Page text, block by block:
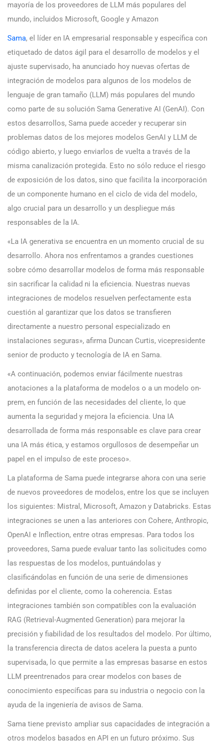
mayoría de los proveedores de LLM más populares del
mundo, incluidos Microsoft, Google y Amazon
Sama, el líder en IA empresarial responsable y específica con
etiquetado de datos ágil para el desarrollo de modelos y el
ajuste supervisado, ha anunciado hoy nuevas ofertas de
integración de modelos para algunos de los modelos de
lenguaje de gran tamaño (LLM) más populares del mundo
como parte de su solución Sama Generative AI (GenAI). Con
estos desarrollos, Sama puede acceder y recuperar sin
problemas datos de los mejores modelos GenAI y LLM de
código abierto, y luego enviarlos de vuelta a través de la
misma canalización protegida. Esto no sólo reduce el riesgo
de exposición de los datos, sino que facilita la incorporación
de un componente humano en el ciclo de vida del modelo,
algo crucial para un desarrollo y un despliegue más
responsables de la IA.
«La IA generativa se encuentra en un momento crucial de su
desarrollo. Ahora nos enfrentamos a grandes cuestiones
sobre cómo desarrollar modelos de forma más responsable
sin sacrificar la calidad ni la eficiencia. Nuestras nuevas
integraciones de modelos resuelven perfectamente esta
cuestión al garantizar que los datos se transfieren
directamente a nuestro personal especializado en
instalaciones seguras», afirma Duncan Curtis, vicepresidente
senior de producto y tecnología de IA en Sama.
«A continuación, podemos enviar fácilmente nuestras
anotaciones a la plataforma de modelos o a un modelo on-
prem, en función de las necesidades del cliente, lo que
aumenta la seguridad y mejora la eficiencia. Una IA
desarrollada de forma más responsable es clave para crear
una IA más ética, y estamos orgullosos de desempeñar un
papel en el impulso de este proceso».
La plataforma de Sama puede integrarse ahora con una serie
de nuevos proveedores de modelos, entre los que se incluyen
los siguientes: Mistral, Microsoft, Amazon y Databricks. Estas
integraciones se unen a las anteriores con Cohere, Anthropic,
OpenAI e Inflection, entre otras empresas. Para todos los
proveedores, Sama puede evaluar tanto las solicitudes como
las respuestas de los modelos, puntuándolas y
clasificándolas en función de una serie de dimensiones
definidas por el cliente, como la coherencia. Estas
integraciones también son compatibles con la evaluación
RAG (Retrieval-Augmented Generation) para mejorar la
precisión y fiabilidad de los resultados del modelo. Por último,
la transferencia directa de datos acelera la puesta a punto
supervisada, lo que permite a las empresas basarse en estos
LLM preentrenados para crear modelos con bases de
conocimiento específicas para su industria o negocio con la
ayuda de la ingeniería de avisos de Sama.
Sama tiene previsto ampliar sus capacidades de integración a
otros modelos basados en API en un futuro próximo. Sus